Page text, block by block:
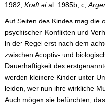
1982; Kraft eial. 1985b, c;
Auf Seiten des Kindes mag die
psychischen Konflikten und
in der Regel erst nach dem
zwischen Adoptiv- und
Dauerhaftigkeit des
werden kleinere Kinder unter
leiden, wer nun ihre wirkliche
Auch mögen sie befürchten,